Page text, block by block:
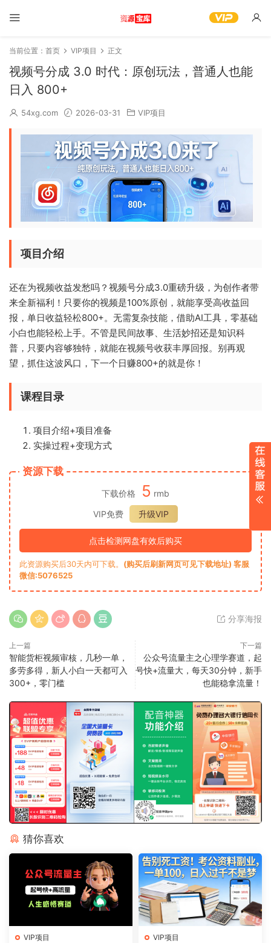
当前位置： 首页 VIP项目 正文
视频号分成 3.0 时代：原创玩法，普通人也能
日入 800+
54xg.com 2026-03-31 VIP项目
项目介绍
还在为视频收益发愁吗？视频号分成3.0重磅升级，为创作者带
来全新福利！只要你的视频是100%原创，就能享受高收益回
报，单日收益轻松800+。无需复杂技能，借助AI工具，零基础
小白也能轻松上手。不管是民间故事、生活妙招还是知识科
普，只要内容够独特，就能在视频号收获丰厚回报。别再观
望，抓住这波风口，下一个日赚800+的就是你！
课程目录
项目介绍+项目准备
实操过程+变现方式
资源下载
下载价格 5 rmb
VIP免费
升级VIP
点击检测网盘有效后购买
此资源购买后30天内可下载。 (购买后刷新网页可见下载地址) 客服
微信:5076525
分享海报
上一篇
智能货柜视频审核，几秒一单，
多劳多得，新人小白一天都可入
300+，零门槛
下一篇
公众号流量主之心理学赛道，起
号快+流量大，每天30分钟，新手
也能稳拿流量！
猜你喜欢
VIP项目 VIP项目